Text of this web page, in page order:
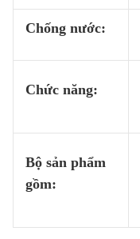
Chống nước:
Chức năng:
Bộ sản phẩm
gồm: